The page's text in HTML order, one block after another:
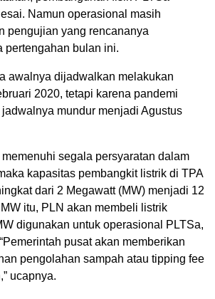
Namun operasional masih
pengujian yang rencananya
pertengahan bulan ini.
awalnya dijadwalkan melakukan
2020, tetapi karena pandemi
mundur menjadi Agustus
segala persyaratan dalam
kapasitas pembangkit listrik di TPA
dari 2 Megawatt (MW) menjadi 12
itu, PLN akan membeli listrik
digunakan untuk operasional PLTSa,
pusat akan memberikan
pengolahan sampah atau tipping fee
ucapnya.